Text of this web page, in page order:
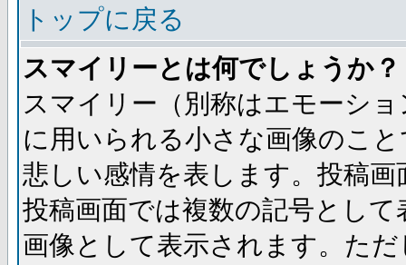
トップに戻る
スマイリーとは何でしょうか？
スマイリー（別称はエモーシ
に用いられる小さな画像のこ
悲しい感情を表します。投稿
投稿画面では複数の記号とし
画像として表示されます。た